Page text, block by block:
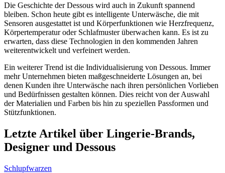
Die Geschichte der Dessous wird auch in Zukunft spannend
bleiben. Schon heute gibt es intelligente Unterwäsche, die mit
Sensoren ausgestattet ist und Körperfunktionen wie Herzfrequenz,
Körpertemperatur oder Schlafmuster überwachen kann. Es ist zu
erwarten, dass diese Technologien in den kommenden Jahren
weiterentwickelt und verfeinert werden.
Ein weiterer Trend ist die Individualisierung von Dessous. Immer
mehr Unternehmen bieten maßgeschneiderte Lösungen an, bei
denen Kunden ihre Unterwäsche nach ihren persönlichen Vorlieben
und Bedürfnissen gestalten können. Dies reicht von der Auswahl
der Materialien und Farben bis hin zu speziellen Passformen und
Stützfunktionen.
Letzte Artikel über Lingerie-Brands,
Designer und Dessous
Schlupfwarzen